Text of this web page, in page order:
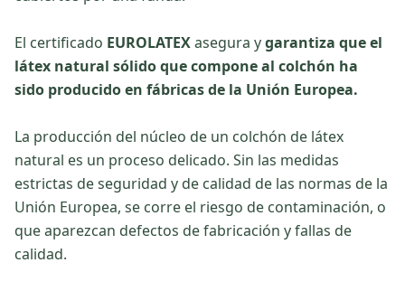
El certificado EUROLATEXasegura ygarantiza que el
látex natural sólido que compone al colchón ha
sido producido en fábricas de la Unión Europea.
La producción del núcleo de un colchón de látex
natural es un proceso delicado. Sin las medidas
estrictas de seguridad y de calidad de las normas de la
Unión Europea, se corre el riesgo de contaminación, o
que aparezcan defectos de fabricación y fallas de
calidad.